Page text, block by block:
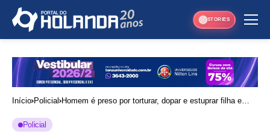
STORIES
Início Policial Homem é preso por torturar, dopar e estuprar filha e
Policial